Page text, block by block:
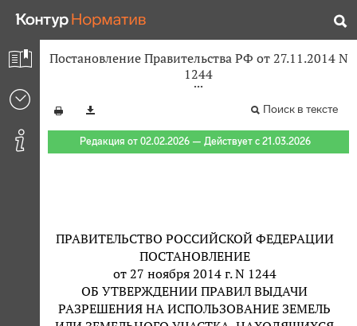
Постановление Правительства РФ от 27.11.2014 N
1244
Поиск в тексте
Редакция от 02.02.2026 — Действует с 21.03.2026
ПРАВИТЕЛЬСТВО РОССИЙСКОЙ ФЕДЕРАЦИИ
ПОСТАНОВЛЕНИЕ
от 27 ноября 2014 г. N 1244
ОБ УТВЕРЖДЕНИИ ПРАВИЛ ВЫДАЧИ
РАЗРЕШЕНИЯ НА ИСПОЛЬЗОВАНИЕ ЗЕМЕЛЬ